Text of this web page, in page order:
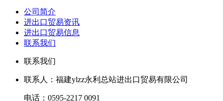
公司简介
进出口贸易资讯
进出口贸易信息
联系我们
联系我们
联系人：福建ylzz永利总站进出口贸易有限公司
电话：0595-2217 0091